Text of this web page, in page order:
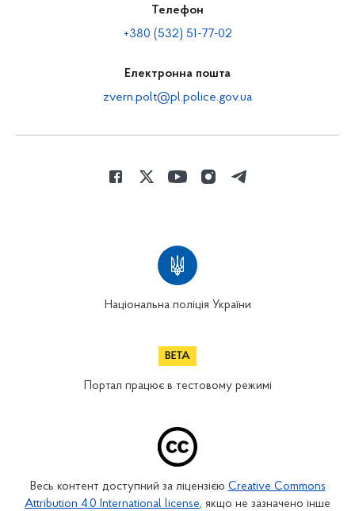
Телефон
+380 (532) 51-77-02
Електронна пошта
zvern.polt@pl.police.gov.ua
Національна поліція України
Портал працює в тестовому режимі
Весь контент доступний за ліцензією Creative Commons
Attribution 4.0 International license, якщо не зазначено інше